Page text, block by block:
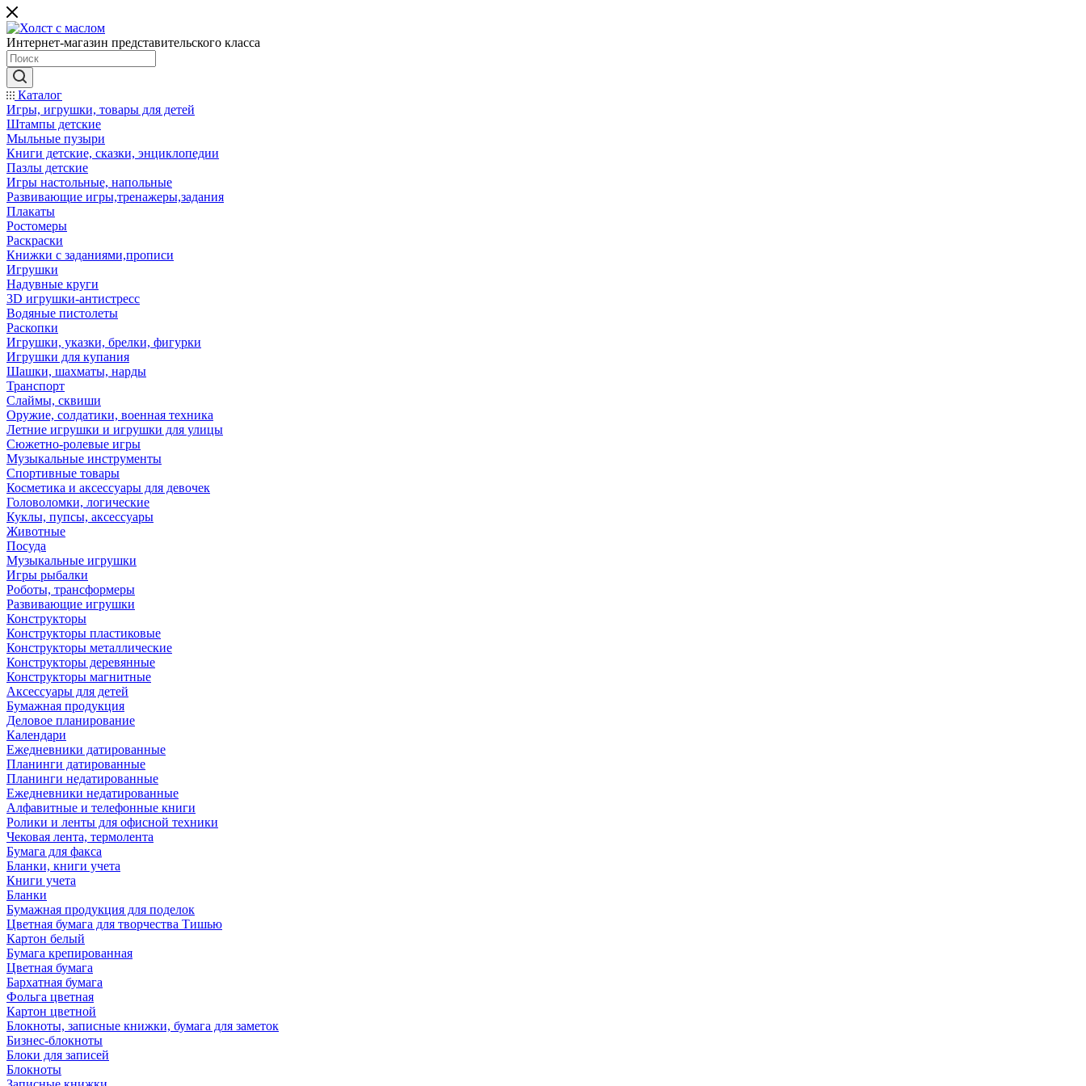
Интернет-магазин представительского класса
Каталог
Игры, игрушки, товары для детей
Штампы детские
Мыльные пузыри
Книги детские, сказки, энциклопедии
Пазлы детские
Игры настольные, напольные
Развивающие игры,тренажеры,задания
Плакаты
Ростомеры
Раскраски
Книжки с заданиями,прописи
Игрушки
Надувные круги
3D игрушки-антистресс
Водяные пистолеты
Раскопки
Игрушки, указки, брелки, фигурки
Игрушки для купания
Шашки, шахматы, нарды
Транспорт
Слаймы, сквиши
Оружие, солдатики, военная техника
Летние игрушки и игрушки для улицы
Сюжетно-ролевые игры
Музыкальные инструменты
Спортивные товары
Косметика и аксессуары для девочек
Головоломки, логические
Куклы, пупсы, аксессуары
Животные
Посуда
Музыкальные игрушки
Игры рыбалки
Роботы, трансформеры
Развивающие игрушки
Конструкторы
Конструкторы пластиковые
Конструкторы металлические
Конструкторы деревянные
Конструкторы магнитные
Аксессуары для детей
Бумажная продукция
Деловое планирование
Календари
Ежедневники датированные
Планинги датированные
Планинги недатированные
Ежедневники недатированные
Алфавитные и телефонные книги
Ролики и ленты для офисной техники
Чековая лента, термолента
Бумага для факса
Бланки, книги учета
Книги учета
Бланки
Бумажная продукция для поделок
Цветная бумага для творчества Тишью
Картон белый
Бумага крепированная
Цветная бумага
Бархатная бумага
Фольга цветная
Картон цветной
Блокноты, записные книжки, бумага для заметок
Бизнес-блокноты
Блоки для записей
Блокноты